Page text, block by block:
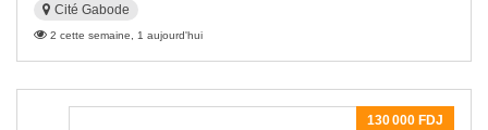
Cité Gabode
2 cette semaine, 1 aujourd'hui
130 000 FDJ